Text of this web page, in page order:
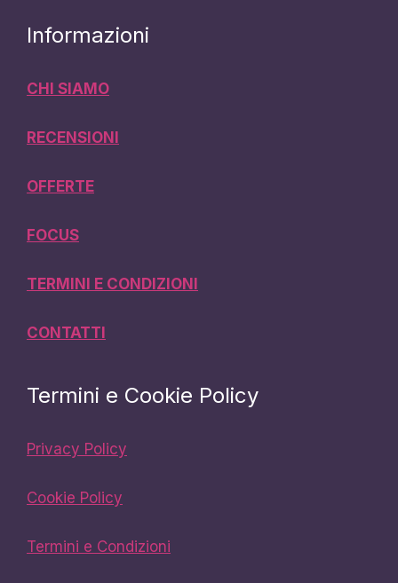
Informazioni
CHI SIAMO
RECENSIONI
OFFERTE
FOCUS
TERMINI E CONDIZIONI
CONTATTI
Termini e Cookie Policy
Privacy Policy
Cookie Policy
Termini e Condizioni